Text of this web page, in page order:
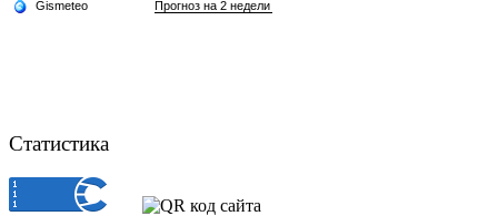
Статистика